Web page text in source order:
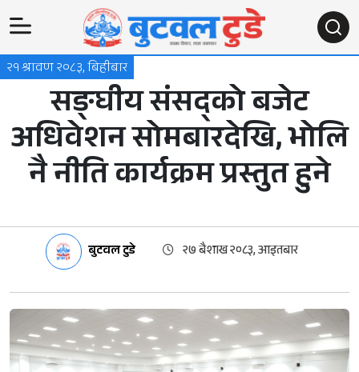
२१ श्रावण २०८३, बिहीबार
सङ्घीय संसद्को बजेट
अधिवेशन सोमबारदेखि, भोलि
नै नीति कार्यक्रम प्रस्तुत हुने
बुटवल टुडे २७ बैशाख २०८३, आइतबार